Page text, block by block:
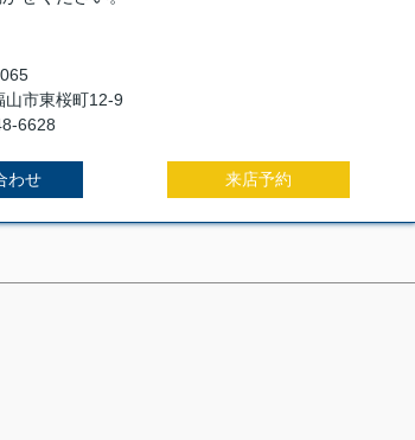
山市東桜町12-9
6628
わせ 来店予約